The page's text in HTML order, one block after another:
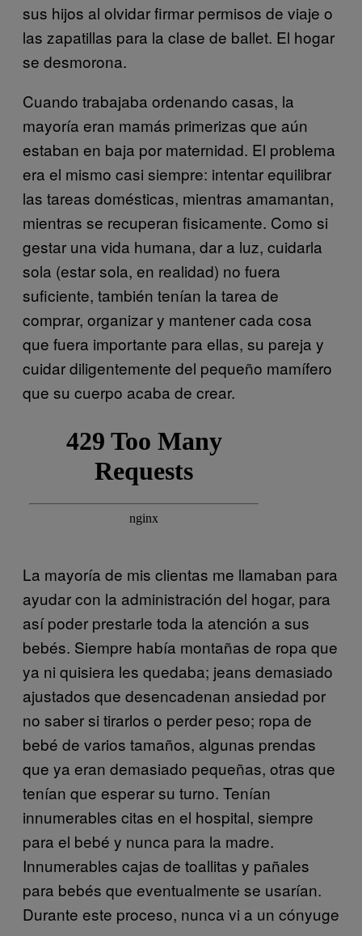
sus hijos al olvidar firmar permisos de viaje o
las zapatillas para la clase de ballet. El hogar
se desmorona.
Cuando trabajaba ordenando casas, la
mayoría eran mamás primerizas que aún
estaban en baja por maternidad. El problema
era el mismo casi siempre: intentar equilibrar
las tareas domésticas, mientras amamantan,
mientras se recuperan fisicamente. Como si
gestar una vida humana, dar a luz, cuidarla
sola (estar sola, en realidad) no fuera
suficiente, también tenían la tarea de
comprar, organizar y mantener cada cosa
que fuera importante para ellas, su pareja y
cuidar diligentemente del pequeño mamífero
que su cuerpo acaba de crear.
La mayoría de mis clientas me llamaban para
ayudar con la administración del hogar, para
así poder prestarle toda la atención a sus
bebés. Siempre había montañas de ropa que
ya ni quisiera les quedaba; jeans demasiado
ajustados que desencadenan ansiedad por
no saber si tirarlos o perder peso; ropa de
bebé de varios tamaños, algunas prendas
que ya eran demasiado pequeñas, otras que
tenían que esperar su turno. Tenían
innumerables citas en el hospital, siempre
para el bebé y nunca para la madre.
Innumerables cajas de toallitas y pañales
para bebés que eventualmente se usarían.
Durante este proceso, nunca vi a un cónyuge